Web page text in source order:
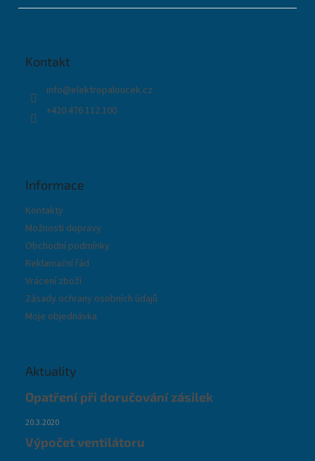
Kontakt
info@elektropaloucek.cz
+420 476 112 100
Informace
Kontakty
Možnosti dopravy
Obchodní podmínky
Reklamační řád
Vrácení zboží
Zásady ochrany osobních údajů
Moje objednávka
Aktuality
Opatření při doručování zásilek
20.3.2020
Výpočet ventilátoru